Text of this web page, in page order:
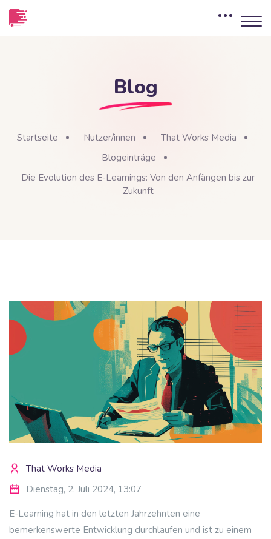
Blog
Startseite Nutzer/innen
That Works Media
Blogeinträge
Die Evolution des E-Learnings: Von den Anfängen bis zur
Zukunft
Blöcke
That Works Media
Dienstag, 2. Juli 2024, 13:07
E-Learning hat in den letzten Jahrzehnten eine
bemerkenswerte Entwicklung durchlaufen und ist zu einem